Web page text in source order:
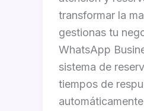
transformar la
gestionas tu
WhatsApp
sistema de
tiempos de